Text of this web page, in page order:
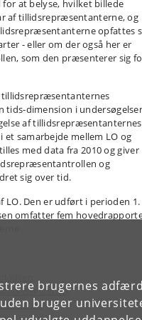
brugernes
bruger
at belyse, hvilket billede
af tillidsrepræsentanterne, og
opfattes
- eller om der også her er
som den præsenterer sig
tillidsrepræsentanternes
tids-dimension i
af tillidsrepræsentanternes
samarbejde mellem LO og
med data fra 2010 og giver
og
sig over tid.
LO. Den er udført i perioden 1.
omfatter fem